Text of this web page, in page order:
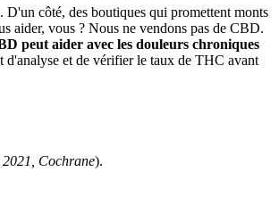
D'un côté, des boutiques qui promettent monts
aider, vous ? Nous ne vendons pas de CBD.
peut aider avec les douleurs chroniques
et de vérifier le taux de THC avant
2021, Cochrane).